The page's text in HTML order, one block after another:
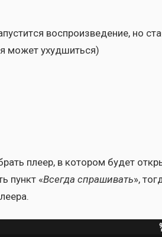
вос­про­из­ве­де­ние, но
может ухуд­шить­ся)
пле­ер, в кото­ром будет
пункт «Все­гда спра­ши­вать»,